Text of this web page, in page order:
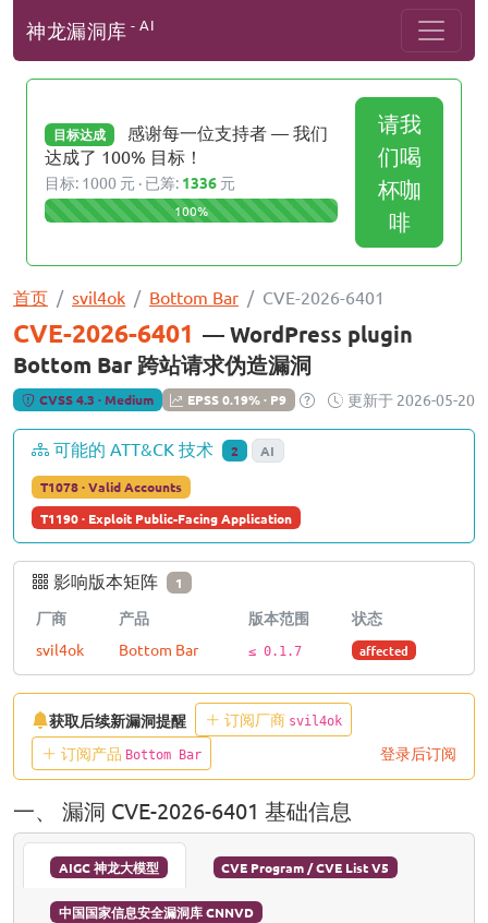
神龙漏洞库 - AI
目标达成
感谢每一位支持者 — 我们
达成了 100% 目标！
目标: 1000 元 · 已筹: 1336 元
100%
请我
们喝
杯咖
啡
首页 svil4ok Bottom Bar CVE-2026-6401
CVE-2026-6401 — WordPress plugin
Bottom Bar 跨站请求伪造漏洞
CVSS 4.3 · Medium EPSS 0.19% · P9 更新于 2026-05-20
可能的 ATT&CK 技术 2 AI
T1078 · Valid Accounts
T1190 · Exploit Public-Facing Application
影响版本矩阵 1
厂商 产品 版本范围
状态
svil4ok
Bottom Bar ≤ 0.1.7 affected
获取后续新漏洞提醒 订阅厂商 svil4ok
订阅产品 Bottom Bar 登录后订阅
一、 漏洞 CVE-2026-6401 基础信息
AIGC 神龙大模型 CVE Program / CVE List V5
中国国家信息安全漏洞库 CNNVD